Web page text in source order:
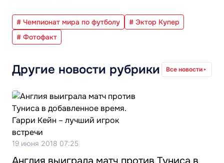
# Чемпионат мира по футболу
# Эктор Купер
# Фотофакт
Другие новости рубрики Все новости
19 июня 2018 07:25